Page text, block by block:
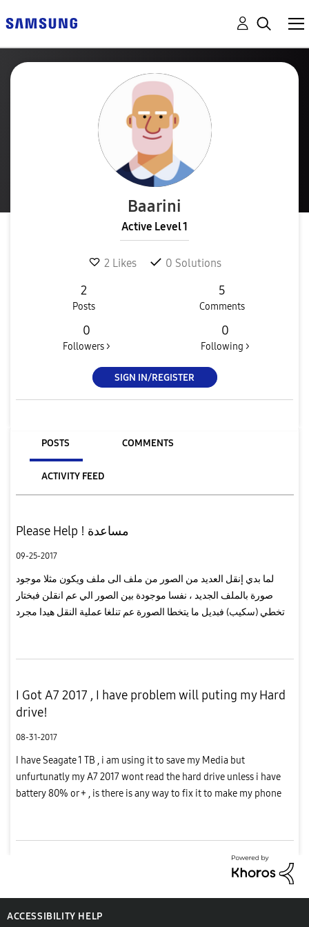
Baarini
Active Level 1
2 Likes 0 Solutions
2
Posts
5
Comments
0
Followers >
0
Following >
SIGN IN/REGISTER
POSTS COMMENTS
ACTIVITY FEED
Please Help ! مساعدة
09-25-2017
لما بدي إنقل العديد من الصور من ملف الى ملف ويكون مثلا موجود
صورة بالملف الجديد ، نفسا موجودة بين الصور الي عم انقلن فبختار
تخطي (سكيب) فبديل ما يتخطا الصورة عم تنلغا عملية النقل هيدا مجرد
I Got A7 2017 , I have problem will puting my Hard
drive!
08-31-2017
I have Seagate 1 TB , i am using it to save my Media but
unfurtunatly my A7 2017 wont read the hard drive unless i have
battery 80% or + , is there is any way to fix it to make my phone
ACCESSIBILITY HELP